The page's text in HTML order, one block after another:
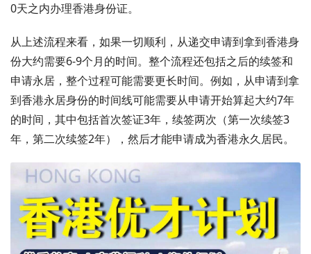
0天之内办理香港身份证。
从上述流程来看，如果一切顺利，从递交申请到拿到香港身
份大约需要6-9个月的时间。整个流程还包括之后的续签和
申请永居，整个过程可能需要更长时间。例如，从申请到拿
到香港永居身份的时间线可能需要从申请开始算起大约7年
的时间，其中包括首次签证3年，续签两次（第一次续签3
年，第二次续签2年），然后才能申请成为香港永久居民。